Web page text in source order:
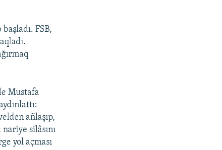
FSB,
Mustafa
añlaşıp,
silâsını
yol açması